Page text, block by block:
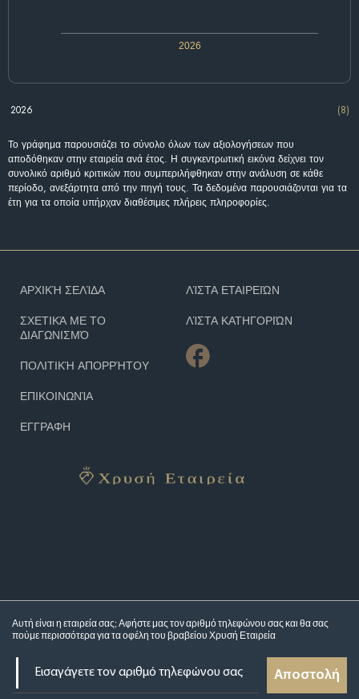
2026
2026 (8)
Το γράφημα παρουσιάζει το σύνολο όλων των αξιολογήσεων που
αποδόθηκαν στην εταιρεία ανά έτος. Η συγκεντρωτική εικόνα δείχνει τον
συνολικό αριθμό κριτικών που συμπεριλήφθηκαν στην ανάλυση σε κάθε
περίοδο, ανεξάρτητα από την πηγή τους. Τα δεδομένα παρουσιάζονται για τα
έτη για τα οποία υπήρχαν διαθέσιμες πλήρεις πληροφορίες.
Αυτή είναι η εταιρεία σας; Αφήστε μας τον αριθμό τηλεφώνου σας και θα σας
πούμε περισσότερα για ταοφέλη του βραβείου Χρυσή Εταιρεία
Αποστολή
ΑΡΧΙΚΉ ΣΕΛΊΔΑ
ΣΧΕΤΙΚΆ ΜΕ ΤΟ
ΔΙΑΓΩΝΙΣΜΌ
ΠΟΛΙΤΙΚΉ ΑΠΟΡΡΉΤΟΥ
ΕΠΙΚΟΙΝΩΝΊΑ
ΕΓΓΡΑΦΗ
ΛΊΣΤΑ ΕΤΑΙΡΕΙΏΝ
ΛΊΣΤΑ ΚΑΤΗΓΟΡΙΏΝ